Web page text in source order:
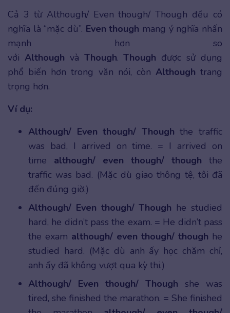
Cả 3 từ Although/ Even though/ Though đều có
nghĩa là “mặc dù”. Even though mang ý nghĩa nhấn
mạnh hơn so
với Although và Though.Though được sử dụng
phổ biến hơn trong văn nói, còn Although trang
trọng hơn.
Ví dụ:
Although/ Even though/ Though the traffic
was bad, I arrived on time. = I arrived on
time although/ even though/ though the
traffic was bad. (Mặc dù giao thông tệ, tôi đã
đến đúng giờ.)
Although/ Even though/ Though he studied
hard, he didn’t pass the exam. = He didn’t pass
the exam although/ even though/ though he
studied hard. (Mặc dù anh ấy học chăm chỉ,
anh ấy đã không vượt qua kỳ thi.)
Although/ Even though/ Though she was
tired, she finished the marathon. = She finished